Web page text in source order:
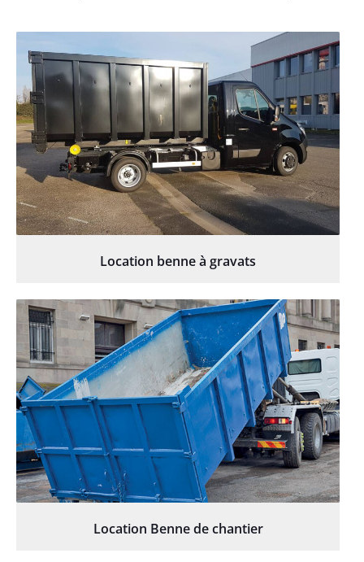
Location benne à gravats
Location Benne de chantier